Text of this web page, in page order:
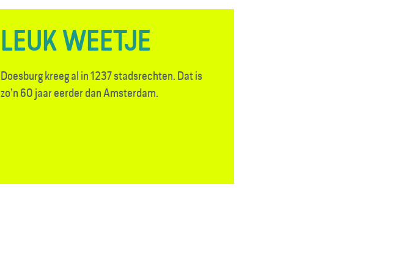
LEUK WEETJE
Doesburg kreeg al in 1237 stadsrechten. Dat is
zo’n 60 jaar eerder dan Amsterdam.